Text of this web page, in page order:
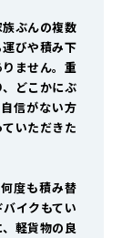
ぶんの複数
びや積み下
ません。重
どこかにぶ
信がない方
いただきた
度も積み替
イクもてい
軽貨物の良